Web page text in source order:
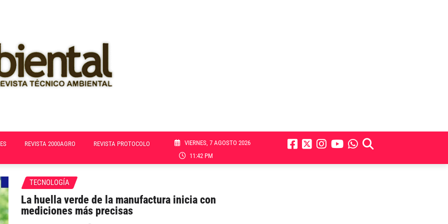
REVISTA 2000AGRO REVISTA PROTOCOLO
VIERNES, 7 AGOSTO 2026
11:42 PM
TECNOLOGÍA
La huella verde de la manufactura inicia con
mediciones más precisas